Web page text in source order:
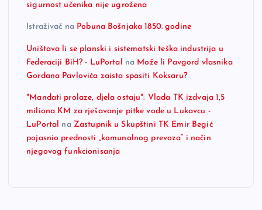
sigurnost učenika nije ugrožena
Istraživač na Pobuna Bošnjaka 1850. godine
Uništava li se planski i sistematski teška industrija u
Federaciji BiH? - LuPortal
na Može li Pavgord vlasnika
Gordana Pavlovića zaista spasiti Koksaru?
"Mandati prolaze, djela ostaju": Vlada TK izdvaja 1,5
miliona KM za rješavanje pitke vode u Lukavcu -
LuPortal na Zastupnik u Skupštini TK Emir Begić
pojasnio prednosti „komunalnog prevoza“ i način
njegovog funkcionisanja